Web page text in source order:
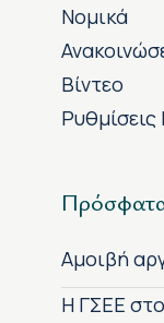
Νομικά
Βίντεο
Ρυθμίσεις
Αμοιβή
H ΓΣΕΕ